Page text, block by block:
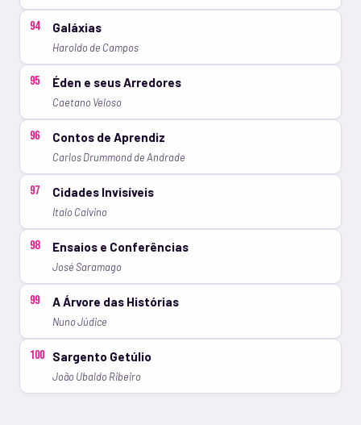
94 Galáxias
Haroldo de Campos
95 Éden e seus Arredores
Caetano Veloso
96 Contos de Aprendiz
Carlos Drummond de Andrade
97 Cidades Invisíveis
Italo Calvino
98 Ensaios e Conferências
José Saramago
99 A Árvore das Histórias
Nuno Júdice
100 Sargento Getúlio
João Ubaldo Ribeiro